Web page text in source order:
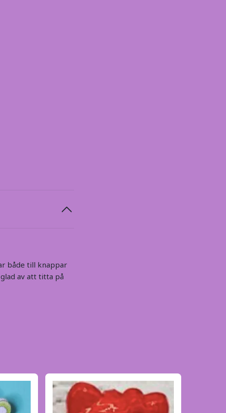
både till knappar
av att titta på